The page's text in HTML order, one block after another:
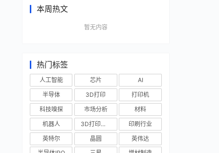
本周热文
暂无内容
热门标签
人工智能 芯片
AI
半导体
3D打印
打印机
科技嗅探
市场分析
材料
机器人
3D打印技术
印刷行业
英特尔
晶圆
英伟达